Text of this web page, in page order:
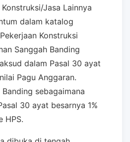
Jasa Lainnya
dalam katalog
Konstruksi
Sanggah Banding
dalam Pasal 30 ayat
Pagu Anggaran.
sebagaimana
30 ayat besarnya 1%
HPS.